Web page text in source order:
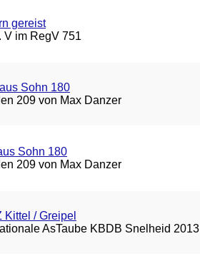
gereist
V im RegV 751
Sohn 180
209 von Max Danzer
Sohn 180
209 von Max Danzer
/ Greipel
AsTaube KBDB Snelheid 2013